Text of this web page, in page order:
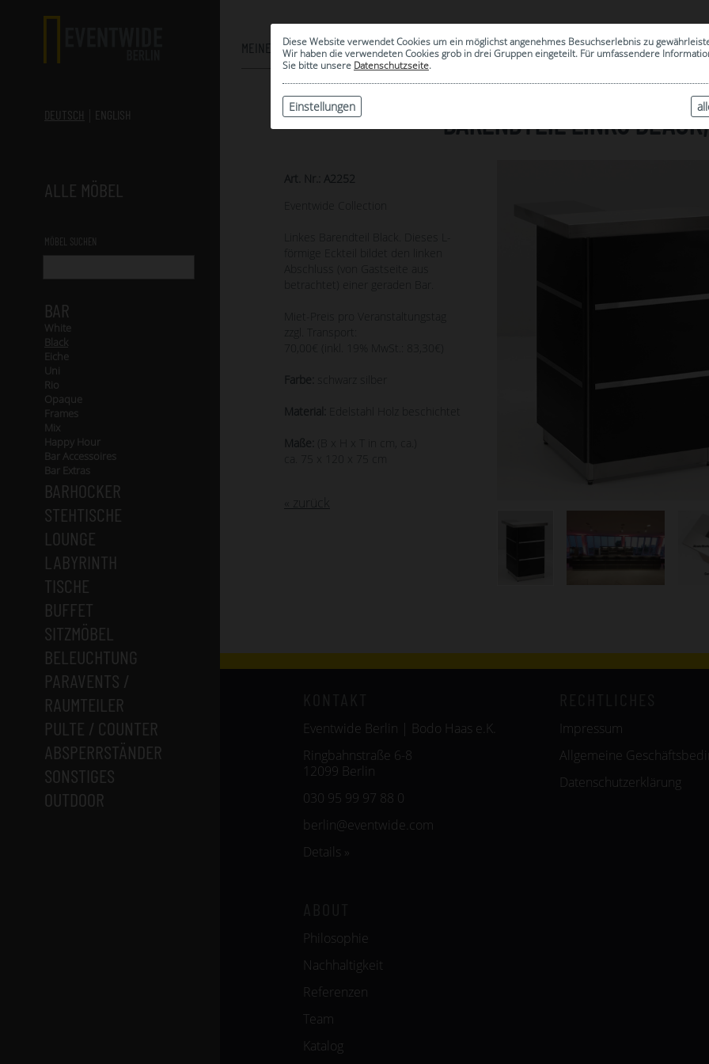
Diese Website verwendet Cookies um ein möglichst angenehmes Besuchserlebnis zu
Wir haben die verwendeten Cookies grob in drei Gruppen eingeteilt. Für umfassendere
Sie bitte unsere Datenschutzseite.
Einstellungen
DEUTSCH ENGLISH
ALLE MÖBEL
MÖBEL SUCHEN
BAR
White
Black
Eiche
Uni
Rio
Opaque
Frames
Mix
Happy Hour
Bar Accessoires
Bar Extras
BARHOCKER
STEHTISCHE
LOUNGE
LABYRINTH
TISCHE
BUFFET
SITZMÖBEL
BELEUCHTUNG
PARAVENTS /
RAUMTEILER
PULTE / COUNTER
ABSPERRSTÄNDER
SONSTIGES
OUTDOOR
MEINE AUSWAHL
0
| ARCHIV
BARENDTEIL LINKS
Art. Nr.: A2252
Eventwide Collection
Linkes Barendteil Black. Dieses L-
förmige Eckteil bildet den linken
Abschluss (von Gastseite aus
betrachtet) einer geraden Bar.
Miet-Preis pro Veranstaltungstag
zzgl. Transport:
Farbe: schwarz silber
Material: Edelstahl Holz beschichtet
Maße:
(B x H x T in cm, ca.)
ca. 75 x 120 x 75 cm
« zurück
Eventwide Berlin | Bodo Haas e.K.
Ringbahnstraße 6-8
12099 Berlin
030 95 99 97 88 0
berlin@eventwide.com
Details »
Impressum
Allgemeine
Datenschutzerklärung
Philosophie
Nachhaltigkeit
Referenzen
Team
Katalog